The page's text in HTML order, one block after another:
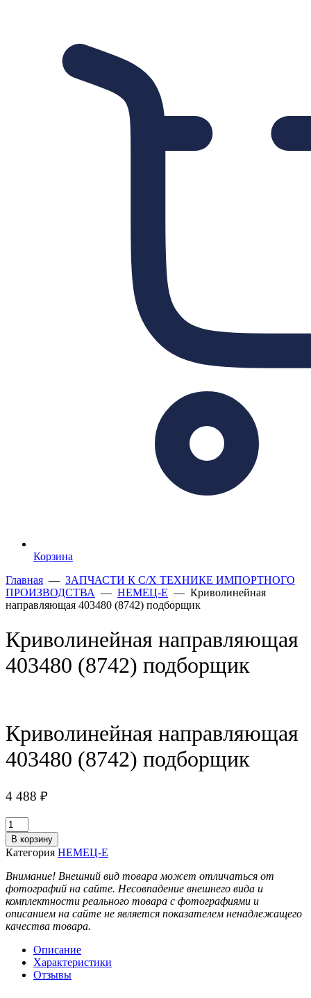
Корзина
Главная — ЗАПЧАСТИ К С/Х ТЕХНИКЕ ИМПОРТНОГО
ПРОИЗВОДСТВА — НЕМЕЦ-Е — Криволинейная
направляющая 403480 (8742) подборщик
Криволинейная направляющая
403480 (8742) подборщик
Криволинейная направляющая
403480 (8742) подборщик
4 488 ₽
Количество
товара
Криволинейная
направляющая
403480
(8742)
подборщик
В корзину
Категория НЕМЕЦ-Е
Внимание! Внешний вид товара может отличаться от
фотографий на сайте. Несовпадение внешнего вида и
комплектности реального товара с фотографиями и
описанием на сайте не является показателем ненадлежащего
качества товара.
Описание
Характеристики
Отзывы